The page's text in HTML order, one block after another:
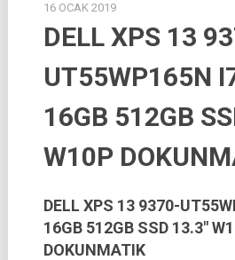
16 OCAK 2019
DELL XPS 13
UT55WP165N
16GB 512GB
W10P
DELL XPS 13 9370-
16GB 512GB SSD 13.3″
DOKUNMATIK